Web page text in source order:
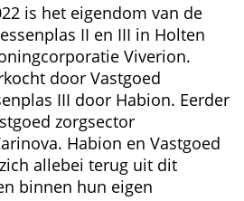
is het eigendom van de
II en III in Holten
Viverion.
door Vastgoed
III door Habion. Eerder
zorgsector
Habion en Vastgoed
allebei terug uit dit
binnen hun eigen